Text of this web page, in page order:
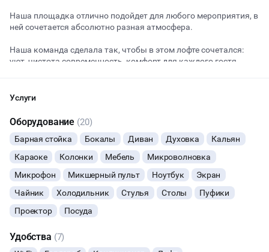
Наша площадка отлично подойдет для любого мероприятия, в
ней сочетается абсолютно разная атмосфера.
Наша команда сделала так, чтобы в этом лофте сочетался:
уют, чистота,современность, комфорт для каждого гостя.
световым оборудованием, микрофонами,
Мы сотрудничаем с барменами, ведущими и кейтринговыми
компаниями и, при необходимости, поможем Вам в
организации события.
Наш Лофт прекрасно подойдет как для тренингов, мастер-
классов, фотосессий и презентаций, так и для творческих
вечеров, дней рождений, свадеб, корпоративов и других
мероприятий.
Нет пробкового сбора на еду и алкоголь.
Услуги
Оборудование (20)
Барная стойка Бокалы Диван Духовка
Кальян
Караоке
Колонки Мебель
Микроволновка
Микрофон
Микшерный пульт Ноутбук
Экран
Чайник
Холодильник Стулья Столы
Пуфики
Проектор
Посуда
Удобства (7)
ВЕЧЕРИНКИ
ДЕНЬ РОЖДЕНИЯ
ДЕТСКИЕ ПРАЗДНИКИ
СВАДЬБЫ
КОРПОРАТИВЫ
ДЕЛОВЫЕ МЕРОПРИЯТИЯ
КВАРТИРНИКИ
Начало
ОСТАВИТЬ ЗАЯВКУ
Вы можете отменить заявку в любой момент, это бесплатно
или поменять параметры с нашим менеджером после того, как
оставите заявку
🔥 4 человека интересовались этой площадкой сегодня